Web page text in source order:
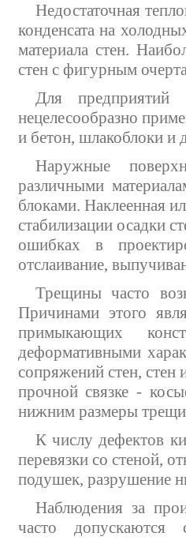
Недостаточная
конденсата на
материала стен.
стен с фигурным
Для предприятий
нецелесообразно
и бетон, шлакоблоки и
Наружные
различными
блоками. Наклеенная
стабилизации осадки
ошибках в
отслаивание,
Трещины часто
Причинами этого
примыкающих
деформативными
сопряжений стен, стен
прочной связке -
нижним размеры
К числу дефектов
перевязки со стеной,
подушек, разрушение
Наблюдения за
часто допускаются